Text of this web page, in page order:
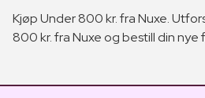
Kjøp Under 800 kr. fra Nuxe.
800 kr. fra Nuxe og bestill din nye